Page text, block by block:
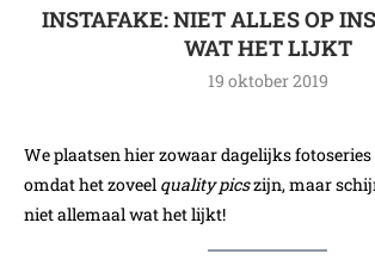
INSTAFAKE: NIET ALLES OP
WAT HET LIJKT
19 oktober 2019
We plaatsen hier zowaar dagelijks
omdat het zoveel quality picszijn, maar
niet allemaal wat het lijkt!